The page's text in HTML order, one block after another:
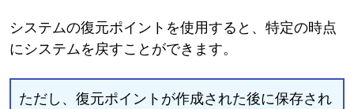
システムの復元ポイントを使用すると、特定の時点
にシステムを戻すことができます。
ただし、復元ポイントが作成された後に保存され